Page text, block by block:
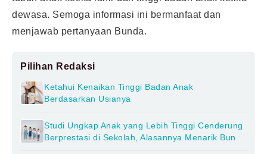
dewasa. Semoga informasi ini bermanfaat dan
menjawab pertanyaan Bunda.
Pilihan Redaksi
Ketahui Kenaikan Tinggi Badan Anak
Berdasarkan Usianya
Studi Ungkap Anak yang Lebih Tinggi Cenderung
Berprestasi di Sekolah, Alasannya Menarik Bun